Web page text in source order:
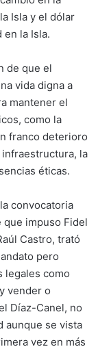
Isla y el dólar
la Isla.
de que el
vida digna a
mantener el
como la
franco deterioro
la
éticas.
convocatoria
impuso Fidel
Castro, trató
pero
legales como
vender o
Díaz-Canel, no
aunque se vista
vez en más